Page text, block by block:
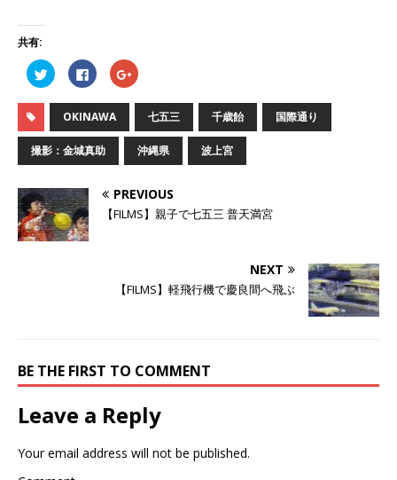
共有:
ク
リ
ク
T
w
i
t
e
r
で
共
有
(
ま
す
)
F
a
e
b
o
o
k
で
共
い
ウ
ィ
ド
ウ
き
ク
リ
ク
G
o
o
g
e
+
で
共
ウ
ィ
ま
す
)
OKINAWA 七五三 千歳飴 国際通り
撮影：金城真助 沖縄県 波上宮
PREVIOUS
【FILMS】親子で七五三 普天満宮
NEXT
【FILMS】軽飛行機で慶良間へ飛ぶ
BE THE FIRST TO COMMENT
Leave a Reply
Your email address will not be published.